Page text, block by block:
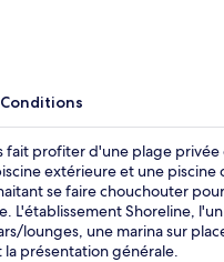
Conditions
fait profiter d'une plage
extérieure et une
se faire chouchouter
L'établissement Shoreline,
lounges, une marina sur
présentation générale.